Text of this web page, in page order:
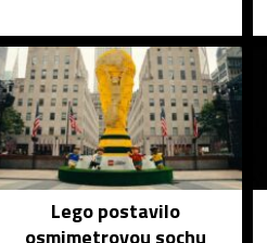
Lego postavilo
osmimetrovou sochu